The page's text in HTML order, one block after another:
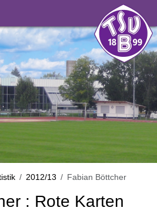
2012/13 Fabian Böttcher
: Rote Karten